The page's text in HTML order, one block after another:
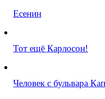
Есенин
Тот ещё Карлосон!
Человек с бульвара